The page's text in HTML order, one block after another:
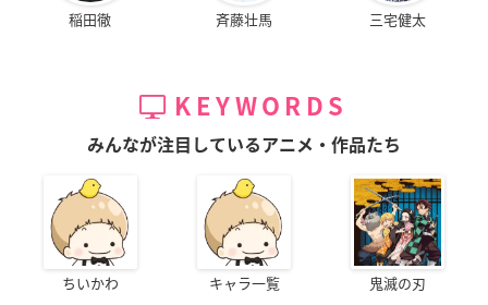
稲田徹 斉藤壮馬 三宅健太
KEYWORDS
みんなが注目しているアニメ・作品たち
ちいかわ キャラ一覧 鬼滅の刃